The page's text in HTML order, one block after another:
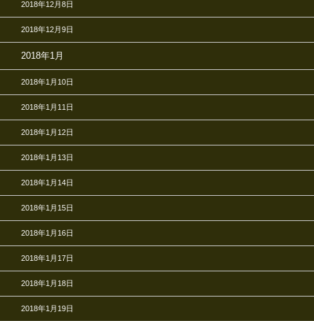
2018年12月8日
2018年12月9日
2018年1月
2018年1月10日
2018年1月11日
2018年1月12日
2018年1月13日
2018年1月14日
2018年1月15日
2018年1月16日
2018年1月17日
2018年1月18日
2018年1月19日